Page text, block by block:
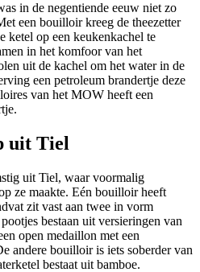
in de negentiende eeuw niet zo
een bouilloir kreeg de theezetter
ketel op een keukenkachel te
in het komfoor van het
uit de kachel om het water in de
een petroleum brandertje deze
van het MOW heeft een
uit Tiel
uit Tiel, waar voormalig
ze maakte. Eén bouilloir heeft
zit vast aan twee in vorm
bestaan uit versieringen van
open medaillon met een
andere bouilloir is iets soberder van
bestaat uit bamboe.